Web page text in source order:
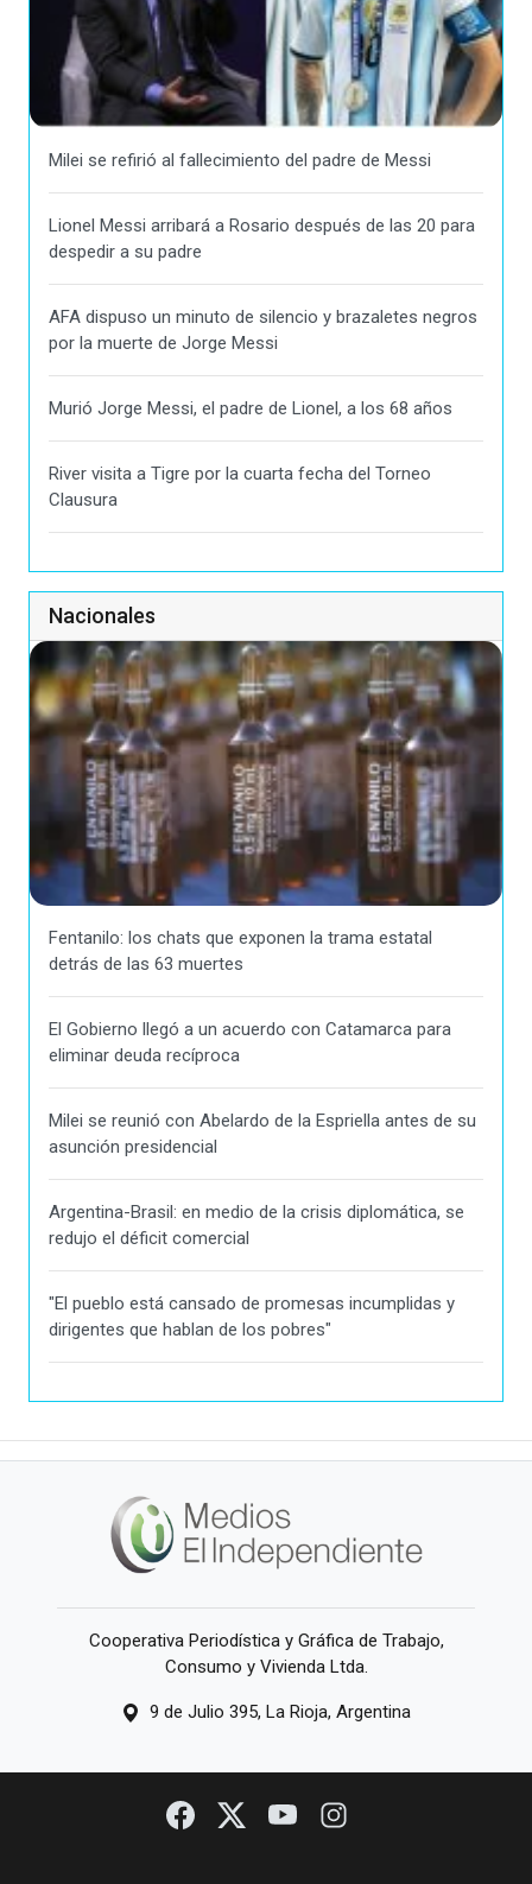
Milei se refirió al fallecimiento del padre de Messi
Lionel Messi arribará a Rosario después de las 20 para
despedir a su padre
AFA dispuso un minuto de silencio y brazaletes negros
por la muerte de Jorge Messi
Murió Jorge Messi, el padre de Lionel, a los 68 años
River visita a Tigre por la cuarta fecha del Torneo
Clausura
Nacionales
Fentanilo: los chats que exponen la trama estatal
detrás de las 63 muertes
El Gobierno llegó a un acuerdo con Catamarca para
eliminar deuda recíproca
Milei se reunió con Abelardo de la Espriella antes de su
asunción presidencial
Argentina-Brasil: en medio de la crisis diplomática, se
redujo el déficit comercial
"El pueblo está cansado de promesas incumplidas y
dirigentes que hablan de los pobres"
Cooperativa Periodística y Gráfica de Trabajo,
Consumo y Vivienda Ltda.
9 de Julio 395, La Rioja, Argentina